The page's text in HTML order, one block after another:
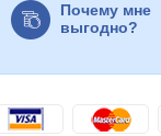
Почему мне
выгодно?